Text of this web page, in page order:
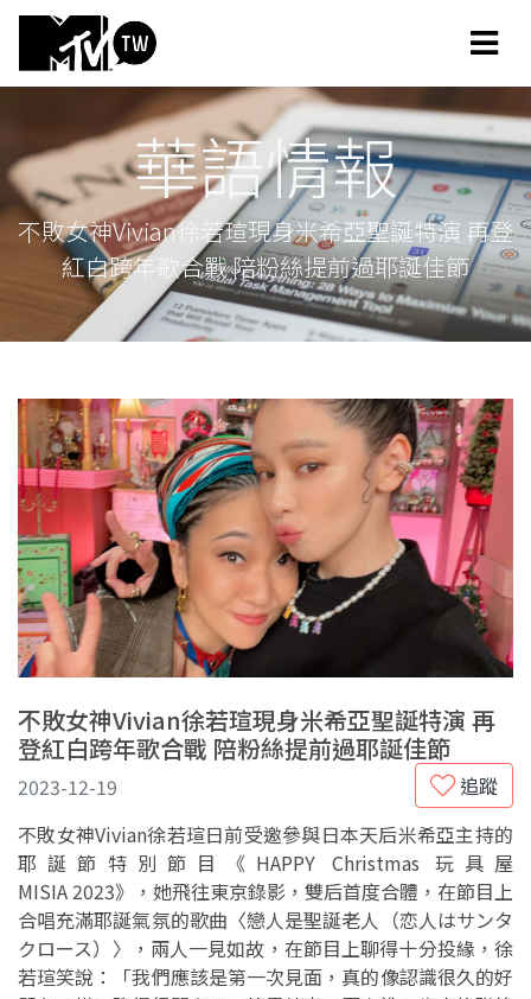
華語情報
不敗女神Vivian徐若瑄現身米希亞聖誕特演 再登
紅白跨年歌合戰 陪粉絲提前過耶誕佳節
不敗女神Vivian徐若瑄現身米希亞聖誕特演 再
登紅白跨年歌合戰 陪粉絲提前過耶誕佳節
追蹤
2023-12-19
不敗女神Vivian徐若瑄日前受邀參與日本天后米希亞主持的
耶誕節特別節目《HAPPY Christmas 玩具屋
MISIA 2023》，她飛往東京錄影，雙后首度合體，在節目上
合唱充滿耶誕氣氛的歌曲〈戀人是聖誕老人（恋人はサンタ
クロース）〉，兩人一見如故，在節目上聊得十分投緣，徐
若瑄笑說：「我們應該是第一次見面，真的像認識很久的好